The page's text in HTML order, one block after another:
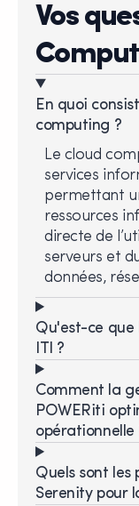
Vos
En quoi
computing ?
Le cloud
services
permettant
ressources
directe de
serveurs et
données,
Qu'est-ce que
ITI ?
Comment la
POWERiti
opérationnelle
Quels sont
Serenity pour